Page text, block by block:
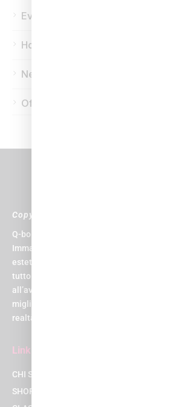
Eventi
Homepage
News
Offerte
Copyright © 2024 Q-bo Wellness
Q-bo non è solo un centro sportivo, è il
Immagina di avere una piscina, una
estetico, un centro medico, un
tutto sotto lo stesso tetto. E non un tetto
all’avanguardia, progettato per rendere la
migliore possibile. Suona come un sogno,
realtà!
Link
CHI SIAMO
SHOP